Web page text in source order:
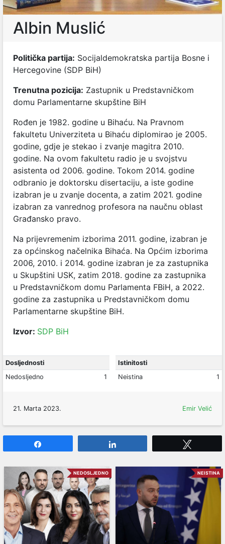
Albin Muslić
Politička partija: Socijaldemokratska partija Bosne i
Hercegovine (SDP BiH)
Trenutna pozicija: Zastupnik u Predstavničkom
domu Parlamentarne skupštine BiH
Rođen je 1982. godine u Bihaću. Na Pravnom
fakultetu Univerziteta u Bihaću diplomirao je 2005.
godine, gdje je stekao i zvanje magitra 2010.
godine. Na ovom fakultetu radio je u svojstvu
asistenta od 2006. godine. Tokom 2014. godine
odbranio je doktorsku disertaciju, a iste godine
izabran je u zvanje docenta, a zatim 2021. godine
izabran za vanrednog profesora na naučnu oblast
Građansko pravo.
Na prijevremenim izborima 2011. godine, izabran je
za općinskog načelnika Bihaća. Na Općim izborima
2006, 2010. i 2014. godine izabran je za zastupnika
u Skupštini USK, zatim 2018. godine za zastupnika
u Predstavničkom domu Parlamenta FBiH, a 2022.
godine za zastupnika u Predstavničkom domu
Parlamentarne skupštine BiH.
Izvor: SDP BiH
Dosljednosti
Nedosljedno
1
Istinitosti
Neistina
1
21. Marta 2023. Emir Velić
NEDOSLJEDNO NEISTINA